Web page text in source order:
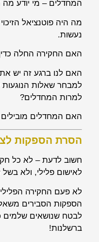
המחדלים – מי יודע
מה היה פוטנציאל
נעשות.
האם החקירה החלה
האם לנו ברגע זה יש
למבחר שאלות הנוגעות
למרות המחדלים?
האם המחדלים
הסרת הספקות
חשוב לדעת – לא כל
לאישום פלילי, ולא בשל
לא פעם החקירה
הספקות הסבירים
לבטח שנושאים שלמים
ברשלנות!